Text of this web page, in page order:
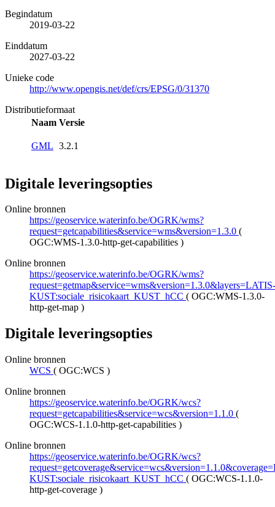
Begindatum
2019-03-22
Einddatum
2027-03-22
Unieke code
http://www.opengis.net/def/crs/EPSG/0/31370
Distributieformaat
Naam Versie
GML 3.2.1
Digitale leveringsopties
Online bronnen
https://geoservice.waterinfo.be/OGRK/wms?
request=getcapabilities&service=wms&version=1.3.0 (
OGC:WMS-1.3.0-http-get-capabilities )
Online bronnen
https://geoservice.waterinfo.be/OGRK/wms?
request=getmap&service=wms&version=1.3.0&layers=LATIS-
KUST:sociale_risicokaart_KUST_hCC ( OGC:WMS-1.3.0-
http-get-map )
Digitale leveringsopties
Online bronnen
WCS ( OGC:WCS )
Online bronnen
https://geoservice.waterinfo.be/OGRK/wcs?
request=getcapabilities&service=wcs&version=1.1.0 (
OGC:WCS-1.1.0-http-get-capabilities )
Online bronnen
https://geoservice.waterinfo.be/OGRK/wcs?
KUST:sociale_risicokaart_KUST_hCC ( OGC:WCS-1.1.0-
http-get-coverage )